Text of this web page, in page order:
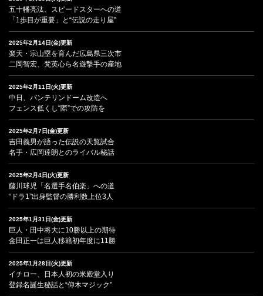
五十幡亮汰、スピードスターへの道
「1歩目が重要」と“伝説の走り屋”
2025年2月14日(金)更新
楽天・宗山塁を育んだ広島県三次市
二岡智宏、梵英心ら名遊撃手の産地
2025年2月11日(火)更新
中日、バンテリンドーム改造へ
フェンス低くし“際”での攻防を
2025年2月7日(金)更新
吉田義男が語った伝説の天覧試合
名手・広岡達朗とのライバル秘話
2025年2月4日(火)更新
藤川球児「名選手名伯楽」への道
“ドラ1”出身監督の勝利数上位3人
2025年1月31日(金)更新
巨人・田中将大に10勝以上の期待
金田正一は巨人移籍初年度に11勝
2025年1月28日(火)更新
イチロー、日本人初の米殿堂入り
登録名誕生秘話と“仰木マジック”